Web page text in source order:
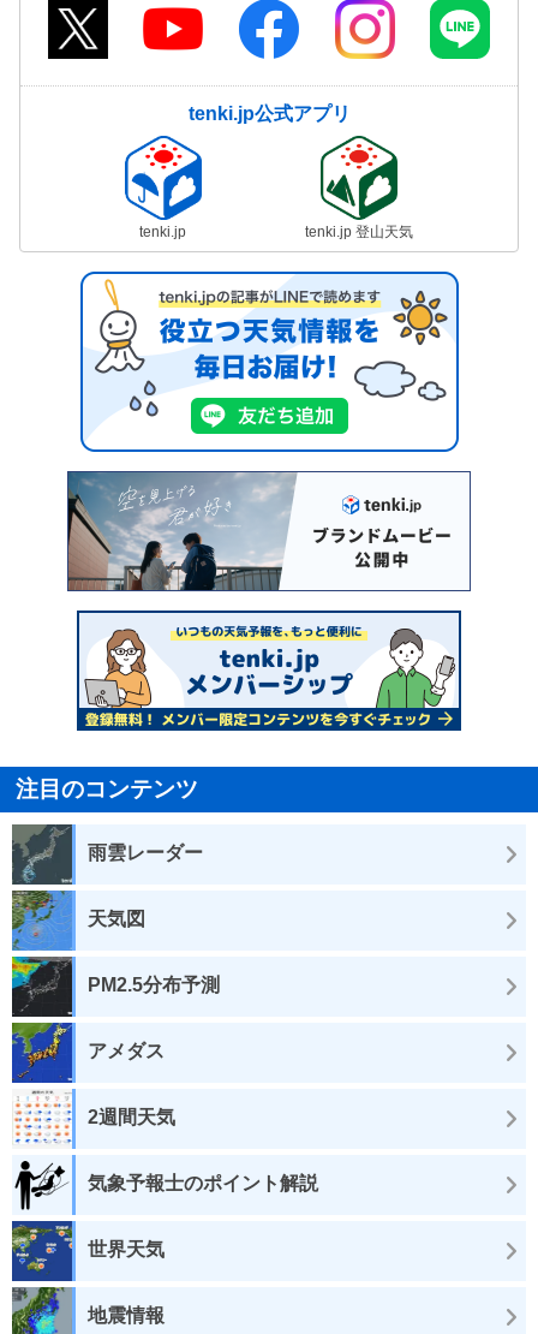
tenki.jp公式アプリ
tenki.jp tenki.jp 登山天気
注目のコンテンツ
雨雲レーダー
天気図
PM2.5分布予測
アメダス
2週間天気
気象予報士のポイント解説
世界天気
地震情報